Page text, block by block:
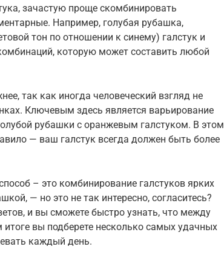
зачастую проще скомбинировать
Например, голубая рубашка,
тон по отношении к синему) галстук и
которую может составить любой
так как иногда человеческий взгляд не
Ключевым здесь является варьирование
рубашки с оранжевым галстуком. В этом
— ваш галстук всегда должен быть более
– это комбинирование галстуков ярких
— но это не так интересно, согласитесь?
и вы сможете быстро узнать, что между
итоге вы подберете несколько самых удачных
каждый день.